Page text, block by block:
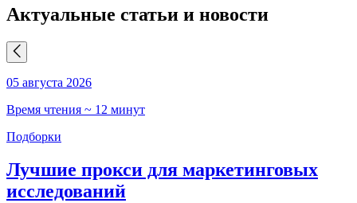
Актуальные статьи и новости
05 августа 2026
Время чтения ~ 12 минут
Подборки
Лучшие прокси для маркетинговых
исследований